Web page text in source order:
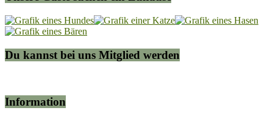
Du kannst bei uns Mitglied werden
Information